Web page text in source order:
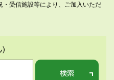
受信施設等により、ご加入いただ
検索